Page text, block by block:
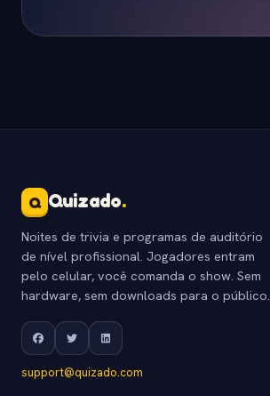
Q Quizado.
Noites de trivia e programas de auditório
de nível profissional. Jogadores entram
pelo celular, você comanda o show. Sem
hardware, sem downloads para o público.
support@quizado.com